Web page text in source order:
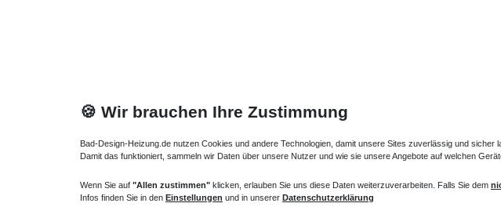
Walk IN Dusche Drehfalttür 80 x bis 220 cm
Dusche Drehfalttür Eckeinstieg 80 x 80 x bis 220
cm
🍪 Wir brauchen Ihre Zustimmung
Bad-Design-Heizung.de nutzen Cookies und andere Technologien, damit unsere Sites zuverlässig und
Damit das funktioniert, sammeln wir Daten über unsere Nutzer und wie sie unsere Angebote auf welchen
Wenn Sie auf "Allen zustimmen" klicken, erlauben Sie uns diese Daten weiterzuverarbeiten. Falls Sie dem
Infos finden Sie in den Einstellungen und in unserer Datenschutzerklärung